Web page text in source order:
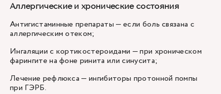
Аллергические и хронические состояния
Антигистаминные препараты — если боль связана с
аллергическим отеком;
Ингаляции с кортикостероидами — при хроническом
фарингите на фоне ринита или синусита;
Лечение рефлюкса — ингибиторы протонной помпы
при ГЭРБ.